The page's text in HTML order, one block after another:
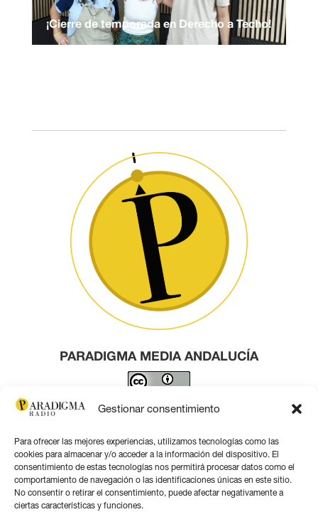
Gestionar consentimiento
Para ofrecer las mejores experiencias, utilizamos tecnologías como las
cookies para almacenar y/o acceder a la información del dispositivo. El
consentimiento de estas tecnologías nos permitirá procesar datos como el
comportamiento de navegación o las identificaciones únicas en este sitio.
No consentir o retirar el consentimiento, puede afectar negativamente a
ciertas características y funciones.
¡Cierre de temporada en Derecho a Techo!
PARADIGMA MEDIA ANDALUCÍA
Este obra está bajo una licencia de Creative Commons
Contacto por correo